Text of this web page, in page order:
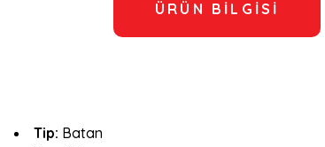
ÜRÜN BILGISI
Tip: Batan